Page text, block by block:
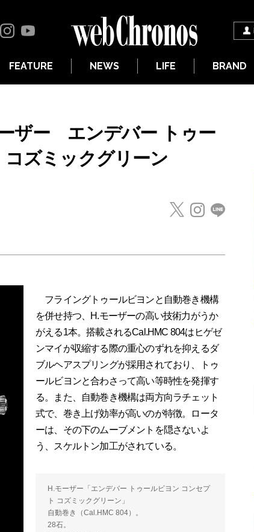
FEATURE NEWS LIFE BRAND
ザー エンデバー トゥー
ズミックグリーン
フライングトゥールビヨンと自動巻き機構
を併せ持つ、H.モーザーの高い技術力がうか
がえる1本。搭載されるCal.HMC 804はヒゲゼ
ンマイが収縮する際の重心のずれを抑えるダ
ブルヘアスプリングが採用されており、トゥ
ールビヨンと合わさって高い等時性を発揮す
る。また、自動巻き機構は両方向ラチェット
式で、巻き上げ効率が高いのが特徴。ロータ
ーは、その下のムーブメントを隠さないよ
う、スケルトン加工がされている。
H.モーザー「エンデバー トゥールビヨン コンセプ
ト コズミックグリーン」
自動巻き（Cal.HMC 804）。
28石。